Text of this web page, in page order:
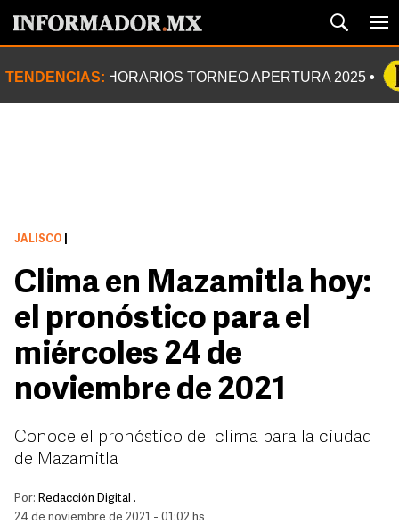
TENDENCIAS: HORARIOS TORNEO APERTURA 2025
JALISCO
Clima en Mazamitla hoy:
el pronóstico para el
miércoles 24 de
noviembre de 2021
Conoce el pronóstico del clima para la ciudad
de Mazamitla
Por: Redacción Digital .
24 de noviembre de 2021 - 01:02 hs